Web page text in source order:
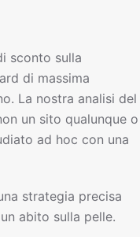
sconto sulla
di massima
La nostra analisi del
un sito qualunque o
ad hoc con una
strategia precisa
abito sulla pelle.